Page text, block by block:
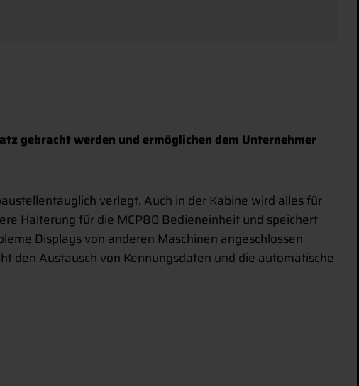
gebracht werden und ermöglichen dem Unternehmer
verlegt. Auch in der Kabine wird alles für
Halterung für die MCP80 Bedieneinheit und speichert
Displays von anderen Maschinen angeschlossen
den Austausch von Kennungsdaten und die automatische